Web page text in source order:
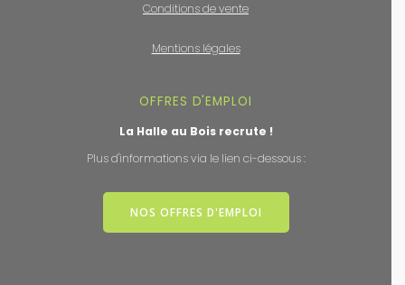
Conditions de vente
Mentions légales
OFFRES D'EMPLOI
La Halle au Bois recrute !
Plus d'informations via le lien ci-dessous :
NOS OFFRES D'EMPLOI